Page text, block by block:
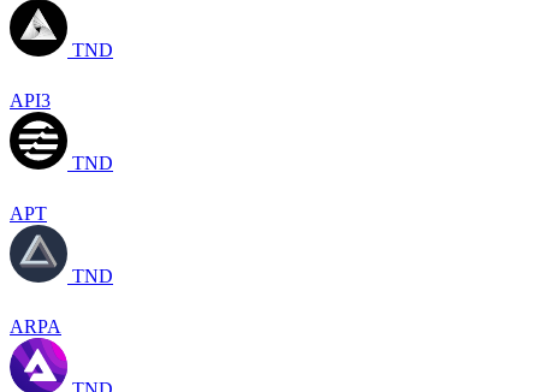
TND
API3
TND
APT
TND
ARPA